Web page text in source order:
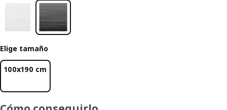
Elige tamaño
100x190 cm